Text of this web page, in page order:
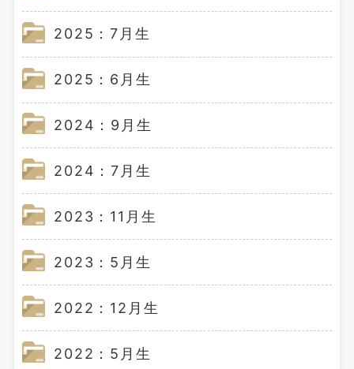
2025：7月生
2025：6月生
2024：9月生
2024：7月生
2023：11月生
2023：5月生
2022：12月生
2022：5月生